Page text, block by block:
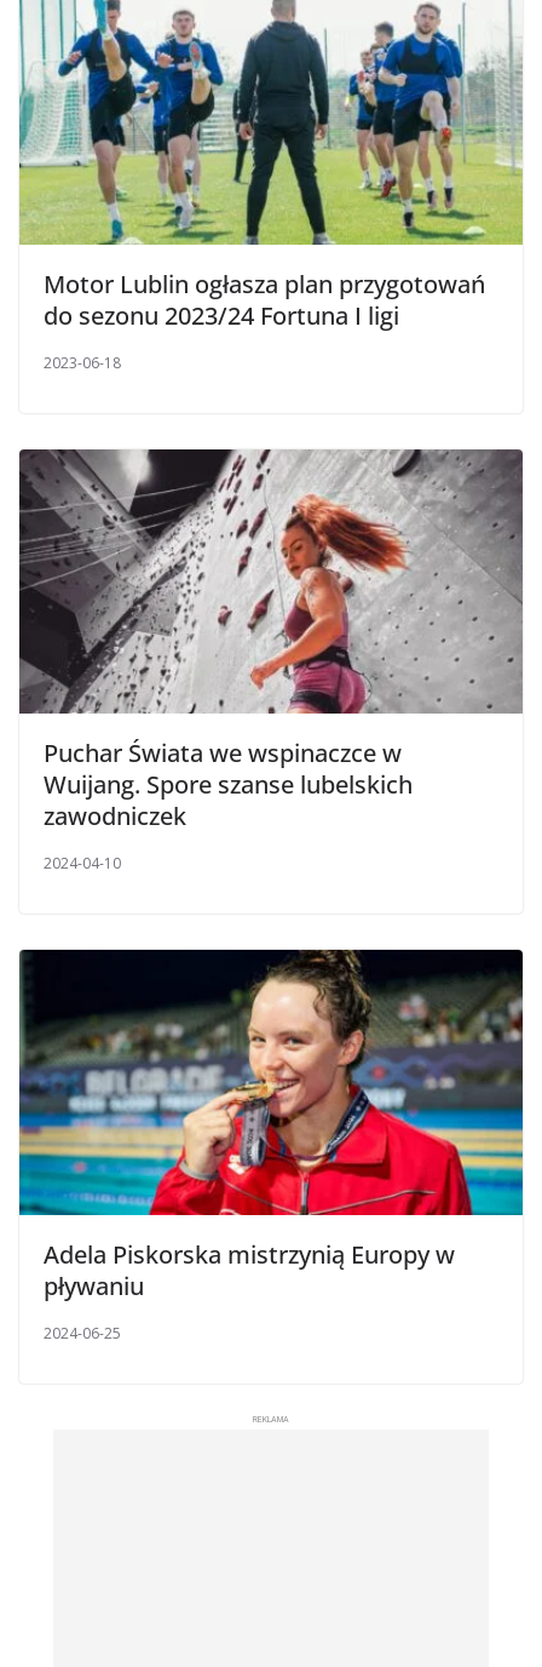
Motor Lublin ogłasza plan przygotowań
do sezonu 2023/24 Fortuna I ligi
2023-06-18
Puchar Świata we wspinaczce w
Wuijang. Spore szanse lubelskich
zawodniczek
2024-04-10
Adela Piskorska mistrzynią Europy w
pływaniu
2024-06-25
REKLAMA